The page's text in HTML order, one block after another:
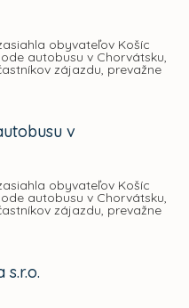
obyvateľov Košíc
autobusu v Chorvátsku,
zájazdu, prevažne
v
obyvateľov Košíc
autobusu v Chorvátsku,
zájazdu, prevažne
s.r.o.